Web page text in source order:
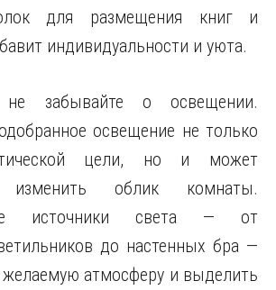
для размещения книг и
индивидуальности и уюта.
забывайте о освещении.
освещение не только
цели, но и может
изменить облик комнаты.
источники света — от
до настенных бра —
желаемую атмосферу и выделить